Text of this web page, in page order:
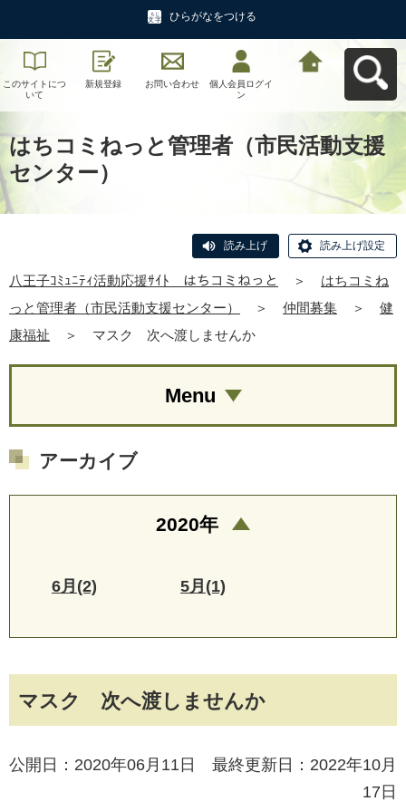
ひらがなをつける
このサイトにつ
いて
新規登録 お問い合わせ
個人会員ログイ
ン
はちコミねっと管理者（市民活動支援
センター）
読み上げ 読み上げ設定
八王子ｺﾐｭﾆﾃｨ活動応援ｻｲﾄ はちコミねっと ＞
はちコミね
っと管理者（市民活動支援センター）
＞ 仲間募集 ＞
健
康福祉
＞ マスク 次へ渡しませんか
マスク 次へ渡しませんか
公開日：2020年06月11日 最終更新日：2022年10月
17日
Menu
アーカイブ
2020年
6月(2) 5月(1)